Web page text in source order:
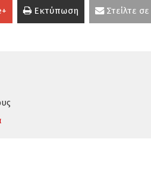
Εκτύπωση Στείλτε σε